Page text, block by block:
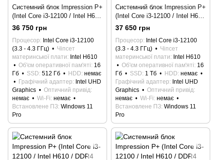
Системний блок Impression P+
(Intel Core i3-12100 / Intel H610
/ DDR4 16Gb 3200 / SSD
512Gb /400W / Windows 11
Pro)
36 750 грн
Процесор
Intel Core i3-12100
(3.3 - 4.3 ГГц)
Чіпсет
материнської плати
Intel H610
Об'єм оперативної пам'яті 16
Гб
SSD 512 Гб HDD немає
Графічний адаптер
Intel UHD
Graphics
Оптичний привід
немає
Wi-Fi немає
Встановлене ПЗ Windows 11
Pro
Системний блок Impression P+
(Intel Core i3-12100 / Intel H610
/ DDR4 16Gb 3200 / SSD 1Tb
/400W / Windows 11 Pro)
37 650 грн
Процесор
Intel Core i3-12100
(3.3 - 4.3 ГГц)
Чіпсет
материнської плати
Intel H610
Об'єм оперативної пам'яті 16
Гб
SSD 1 Тб HDD немає
Графічний адаптер
Intel UHD
Graphics
Оптичний привід
немає
Wi-Fi немає
Встановлене ПЗ Windows 11
Pro